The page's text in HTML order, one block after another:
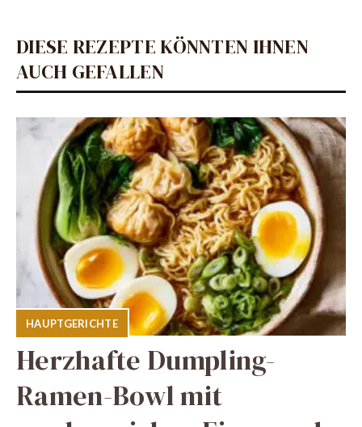
DIESE REZEPTE KÖNNTEN IHNEN
AUCH GEFALLEN
HAUPTGERICHTE
Herzhafte Dumpling-
Ramen-Bowl mit